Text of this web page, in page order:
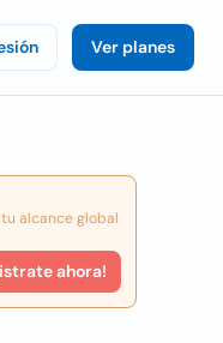
Ver planes
alcance global
ahora!